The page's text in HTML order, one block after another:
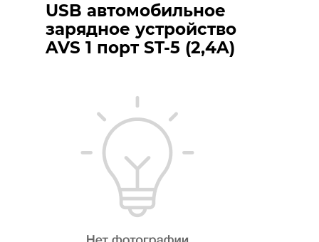
USB автомобильное
зарядное устройство
AVS 1 порт ST-5 (2,4A)